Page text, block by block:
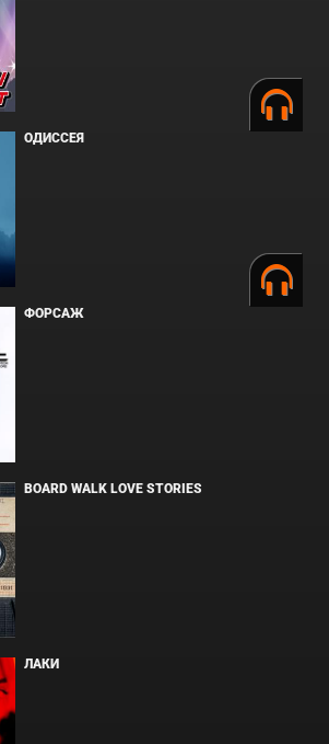
ОДИССЕЯ
ФОРСАЖ
BOARD WALK LOVE STORIES
ЛАКИ